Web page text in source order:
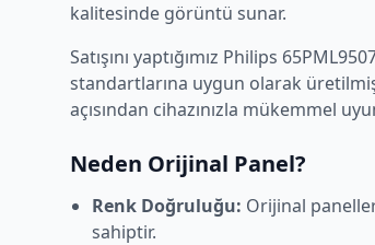
kalitesinde görüntü sunar.
Satışını yaptığımız Philips
standartlarına uygun olarak
açısından cihazınızla mükemmel
Neden Orijinal Panel?
Renk Doğruluğu: Orijinal
sahiptir.